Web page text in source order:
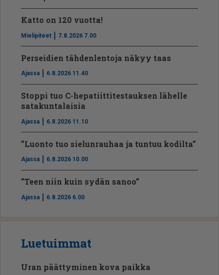
Katto on 120 vuotta!
Mielipiteet 7.8.2026 7.00
Perseidien tähdenlentoja näkyy taas
Ajassa 6.8.2026 11.40
Stoppi tuo C-hepatiit­ti­tes­tauksen lähelle
satakuntalaisia
Ajassa 6.8.2026 11.10
”Luonto tuo sielunrauhaa ja tuntuu kodilta”
Ajassa 6.8.2026 10.00
”Teen niin kuin sydän sanoo”
Ajassa 6.8.2026 6.00
Luetuimmat
Uran päättyminen kova paikka